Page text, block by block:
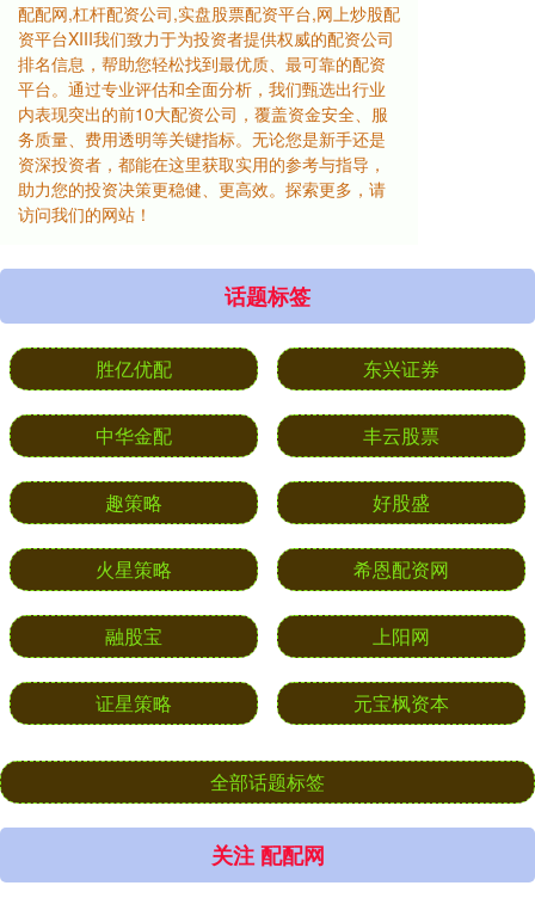
配配网,杠杆配资公司,实盘股票配资平台,网上炒股配
资平台XIII‌我们致力于为投资者提供权威的配资公司
排名信息，帮助您轻松找到最优质、最可靠的配资
平台。通过专业评估和全面分析，我们甄选出行业
内表现突出的前10大配资公司，覆盖资金安全、服
务质量、费用透明等关键指标。无论您是新手还是
资深投资者，都能在这里获取实用的参考与指导，
助力您的投资决策更稳健、更高效。探索更多，请
访问我们的网站！
话题标签
胜亿优配 东兴证券
中华金配 丰云股票
趣策略 好股盛
火星策略 希恩配资网
融股宝 上阳网
证星策略 元宝枫资本
全部话题标签
关注 配配网